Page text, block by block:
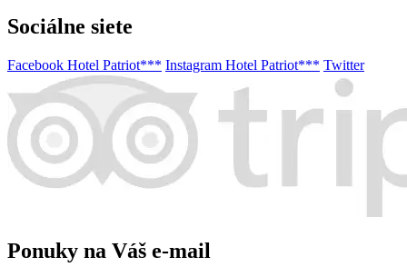
Sociálne siete
Facebook Hotel Patriot*** Instagram Hotel Patriot*** Twitter
Ponuky na Váš e-mail